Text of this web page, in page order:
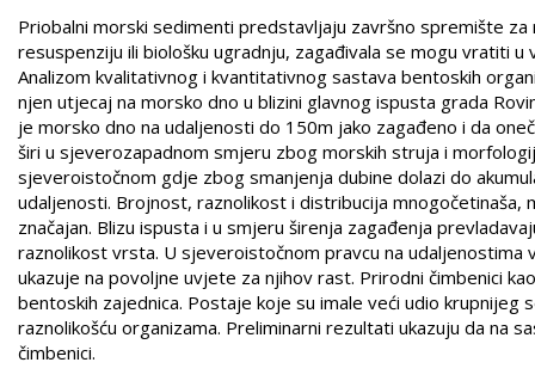
Priobalni morski sedimenti predstavljaju završno spremište
resuspenziju ili biološku ugradnju, zagađivala se mogu vratiti
Analizom kvalitativnog i kvantitativnog sastava bentoskih
njen utjecaj na morsko dno u blizini glavnog ispusta grada
je morsko dno na udaljenosti do 150m jako zagađeno i da
širi u sjeverozapadnom smjeru zbog morskih struja i
sjeveroistočnom gdje zbog smanjenja dubine dolazi do
udaljenosti. Brojnost, raznolikost i distribucija mnogočetinaša,
značajan. Blizu ispusta i u smjeru širenja zagađenja
raznolikost vrsta. U sjeveroistočnom pravcu na udaljenostima
ukazuje na povoljne uvjete za njihov rast. Prirodni čimbenici
bentoskih zajednica. Postaje koje su imale veći udio
raznolikošću organizama. Preliminarni rezultati ukazuju da na
čimbenici.